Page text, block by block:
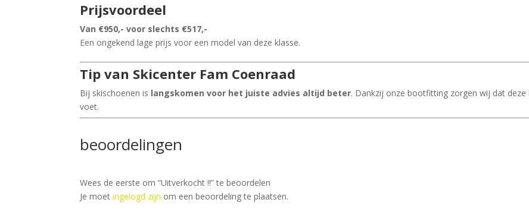
Prijsvoordeel
Van €950,- voor slechts €517,-
Een ongekend lage prijs voor een model van deze klasse.
Tip van Skicenter Fam Coenraad
Bij skischoenen is langskomen voor het juiste advies altijd beter. Dankzij onze bootfitting zorgen wij dat
voet.
beoordelingen
Wees de eerste om “Uitverkocht !!” te beoordelen
Je moetingelogd zijn om een beoordeling te plaatsen.